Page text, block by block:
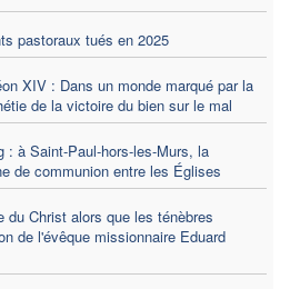
pastoraux tués en 2025
XIV : Dans un monde marqué par la
de la victoire du bien sur le mal
à Saint-Paul-hors-les-Murs, la
de communion entre les Églises
du Christ alors que les ténèbres
de l'évêque missionnaire Eduard